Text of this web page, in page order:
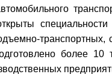
специальности
более 10